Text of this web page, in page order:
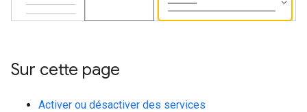
Sur cette page
Activer ou désactiver des services